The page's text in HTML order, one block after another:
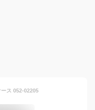
ス 052-02205